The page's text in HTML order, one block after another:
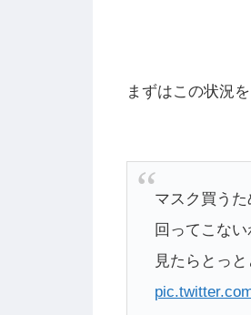
まずはこの状況
マスク買う
回ってこな
見たらとっ